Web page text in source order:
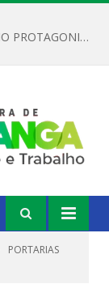
REGULAMENTO OFICIAL DO PRÊMIO ALUNO PROTAGONISTA – EDIÇÃO 2026
PORTARIAS